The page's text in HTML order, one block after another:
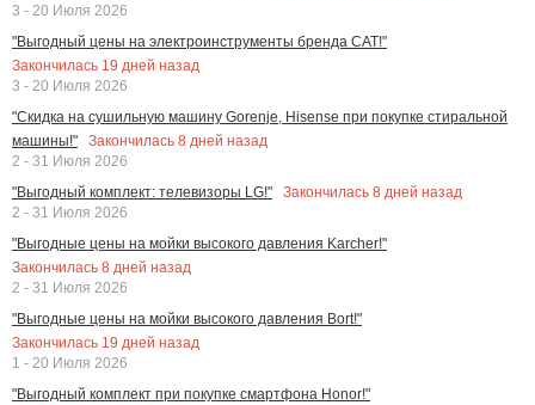
3 - 20 Июля 2026
"Выгодный цены на электроинструменты бренда CAT!"
Закончилась 19 дней назад
3 - 20 Июля 2026
"Скидка на сушильную машину Gorenje, Hisense при покупке стиральной
машины!"
Закончилась 8 дней назад
2 - 31 Июля 2026
"Выгодный комплект: телевизоры LG!"
Закончилась 8 дней назад
2 - 31 Июля 2026
"Выгодные цены на мойки высокого давления Karcher!"
Закончилась 8 дней назад
2 - 31 Июля 2026
"Выгодные цены на мойки высокого давления Bort!"
Закончилась 19 дней назад
1 - 20 Июля 2026
"Выгодный комплект при покупке смартфона Honor!"